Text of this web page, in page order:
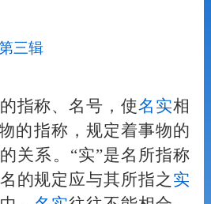
三辑
指称、名号，使名实相
的指称，规定着事物的
关系。“实”是名所指称
的规定应与其所指之 实